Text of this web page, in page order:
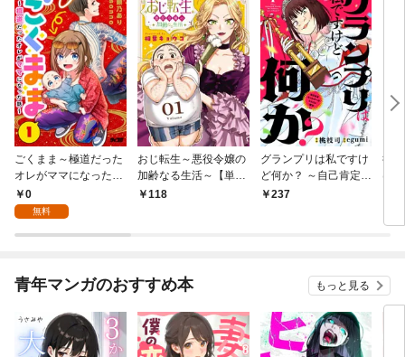
ごくまま～極道だった
オレがママになった話
～【単話】（１）
0
無料
おじ転生～悪役令嬢の
加齢なる生活～【単
話】（１）
118
グランプリは私ですけ
ど何か？ ～自己肯定モ
ンスターのミスコン無
237
後
は
青年マンガのおすすめ本 もっと見る